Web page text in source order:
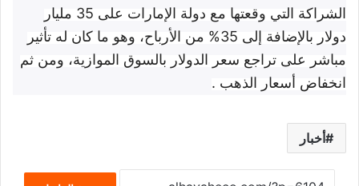
الشراكة التي وقعتها مع دولة الإمارات على 35 مليار
دولار بالإضافة إلى 35% من الأرباح، وهو ما كان له تأثير
مباشر على تراجع سعر الدولار بالسوق الموازية، ومن ثم
انخفاض أسعار الذهب .
أخبار